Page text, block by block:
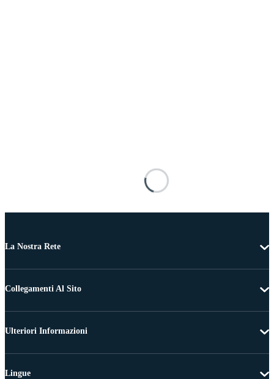
La Nostra Rete
Collegamenti Al Sito
Ulteriori Informazioni
Lingue